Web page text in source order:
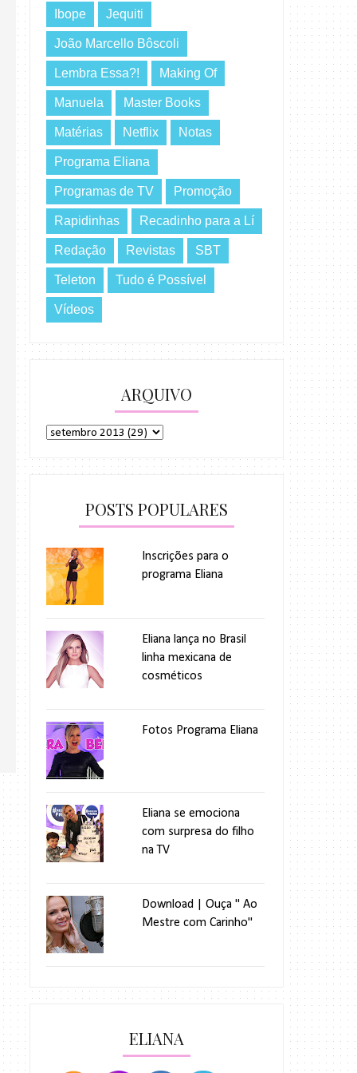
Ibope Jequiti
João Marcello Bôscoli
Lembra Essa?! Making Of
Manuela Master Books
Matérias Netflix Notas
Programa Eliana
Programas de TV Promoção
Rapidinhas Recadinho para a Lí
Redação Revistas SBT
Teleton Tudo é Possível
Vídeos
ARQUIVO
POSTS POPULARES
Inscrições para o
programa Eliana
Eliana lança no Brasil
linha mexicana de
cosméticos
Fotos Programa Eliana
Eliana se emociona
com surpresa do filho
na TV
Download | Ouça " Ao
Mestre com Carinho"
ELIANA